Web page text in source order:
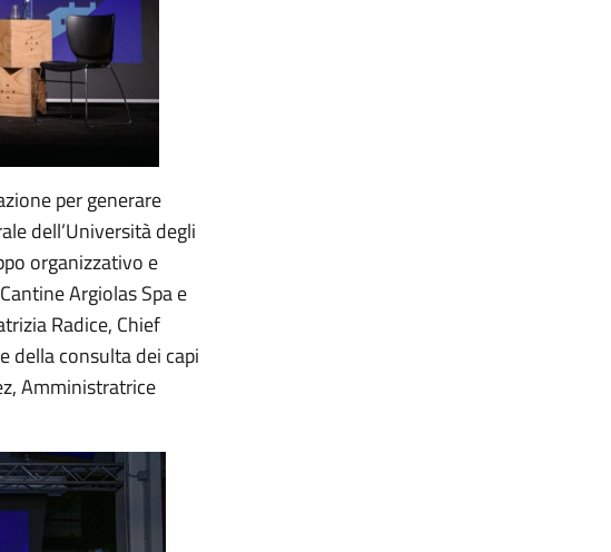
per generare
dell’Università degli
organizzativo e
Argiolas Spa e
Radice, Chief
della consulta dei capi
Amministratrice